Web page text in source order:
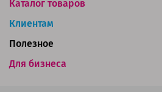
Каталог товаров
Клиентам
Для бизнеса
Полезное